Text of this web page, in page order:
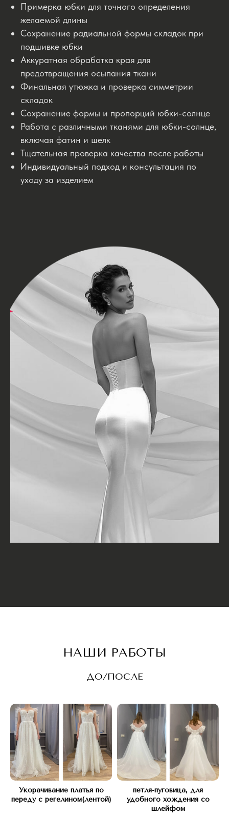
Примерка юбки для точного определения
желаемой длины
Сохранение радиальной формы складок при
подшивке юбки
Аккуратная обработка края для
предотвращения осыпания ткани
Финальная утюжка и проверка симметрии
складок
Сохранение формы и пропорций юбки-солнце
Работа с различными тканями для юбки-солнце,
включая фатин и шелк
Тщательная проверка качества после работы
Индивидуальный подход и консультация по
уходу за изделием
НАШИ РАБОТЫ
ДО/ПОСЛЕ
Укорачивание платья по
переду с регелином(лентой)
петля-пуговица, для
удобного хождения со
шлейфом
КОНТАКТЫ
КУТУЗОВСКИЙ ПРОСПЕКТ Д.45
Адрес:
(рядом с подъездом 12)
С 10 ДО 21, БЕЗ ВЫХОДНЫХ
Часы работы: